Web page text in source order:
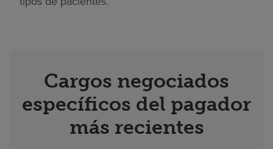
Cargos negociados
específicos del pagador
más recientes